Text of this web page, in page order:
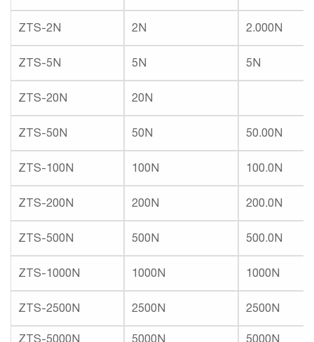
ZTS-2N 2N 2.000N
ZTS-5N 5N 5N
ZTS-20N 20N
ZTS-50N 50N 50.00N
ZTS-100N 100N 100.0N
ZTS-200N 200N 200.0N
ZTS-500N 500N 500.0N
ZTS-1000N 1000N 1000N
ZTS-2500N 2500N 2500N
ZTS-5000N 5000N 5000N